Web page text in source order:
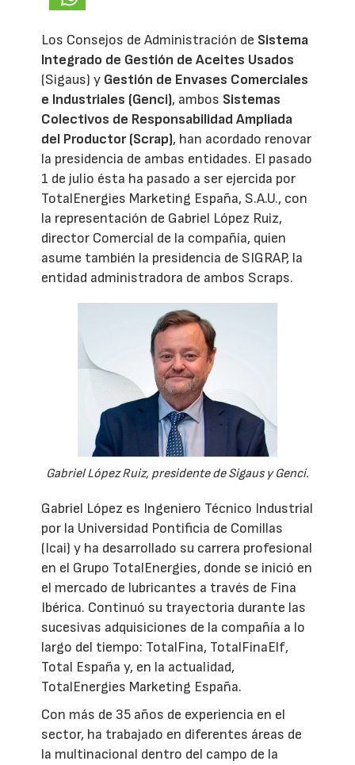
Los Consejos de Administración de Sistema
Integrado de Gestión de Aceites Usados
(Sigaus) y Gestión de Envases Comerciales
e Industriales (Genci), ambos Sistemas
Colectivos de Responsabilidad Ampliada
del Productor (Scrap), han acordado renovar
la presidencia de ambas entidades. El pasado
1 de julio ésta ha pasado a ser ejercida por
TotalEnergies Marketing España, S.A.U., con
la representación de Gabriel López Ruiz,
director Comercial de la compañía, quien
asume también la presidencia de SIGRAP, la
entidad administradora de ambos Scraps.
Gabriel López Ruiz, presidente de Sigaus y Genci.
Gabriel López es Ingeniero Técnico Industrial
por la Universidad Pontificia de Comillas
(Icai) y ha desarrollado su carrera profesional
en el Grupo TotalEnergies, donde se inició en
el mercado de lubricantes a través de Fina
Ibérica. Continuó su trayectoria durante las
sucesivas adquisiciones de la compañía a lo
largo del tiempo: TotalFina, TotalFinaElf,
Total España y, en la actualidad,
TotalEnergies Marketing España.
Con más de 35 años de experiencia en el
sector, ha trabajado en diferentes áreas de
la multinacional dentro del campo de la